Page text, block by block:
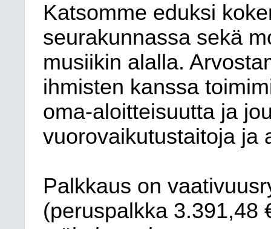
Katsomme eduksi
seurakunnassa sekä
musiikin alalla.
ihmisten kanssa
oma-aloitteisuutta ja
vuorovaikutustaitoja ja
Palkkaus on
(peruspalkka 3.391,48